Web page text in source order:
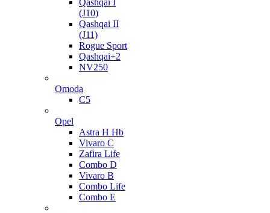
Qashqai I
(J10)
Qashqai II
(J11)
Rogue Sport
Qashqai+2
NV250
Omoda
C5
Opel
Astra H Hb
Vivaro C
Zafira Life
Combo D
Vivaro B
Combo Life
Combo E